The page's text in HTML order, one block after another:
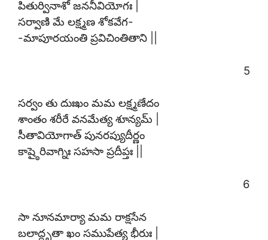
పితుర్వినాశో జననీవియోగః |
సర్వాణి మే లక్ష్మణ శోకవేగ-
-మాపూరయంతి ప్రవిచింతితాని ||
5
సర్వం తు దుఃఖం మమ లక్ష్మణేదం
శాంతం శరీరే వనమేత్య శూన్యమ్ |
సీతావియోగాత్ పునరప్యుదీర్ణం
కాష్ఠైరివాగ్నిః సహసా ప్రదీప్తః ||
6
సా నూనమార్యా మమ రాక్షసేన
బలాద్ధృతా ఖం సముపేత్య భీరుః |